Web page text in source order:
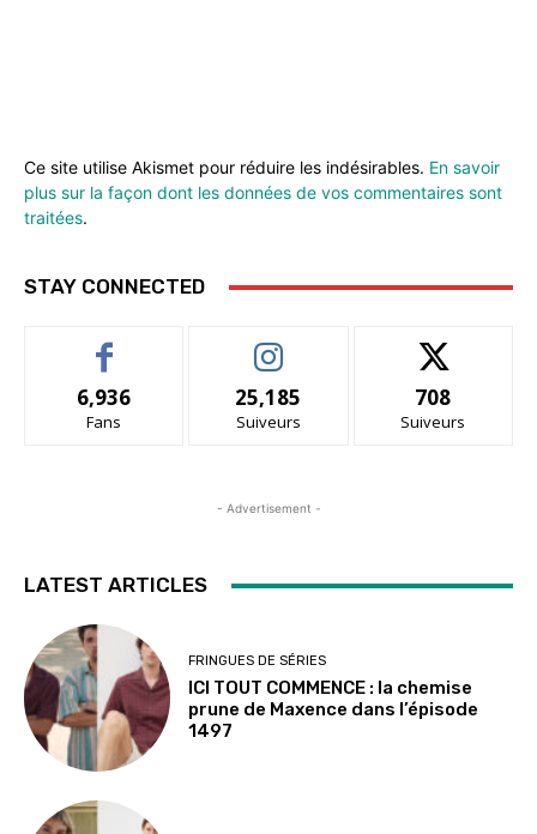
Ce site utilise Akismet pour réduire les indésirables. En savoir
plus sur la façon dont les données de vos commentaires sont
traitées.
STAY CONNECTED
6,936
Fans
25,185
Suiveurs
708
Suiveurs
- Advertisement -
LATEST ARTICLES
FRINGUES DE SÉRIES
ICI TOUT COMMENCE : la chemise
prune de Maxence dans l’épisode
1497